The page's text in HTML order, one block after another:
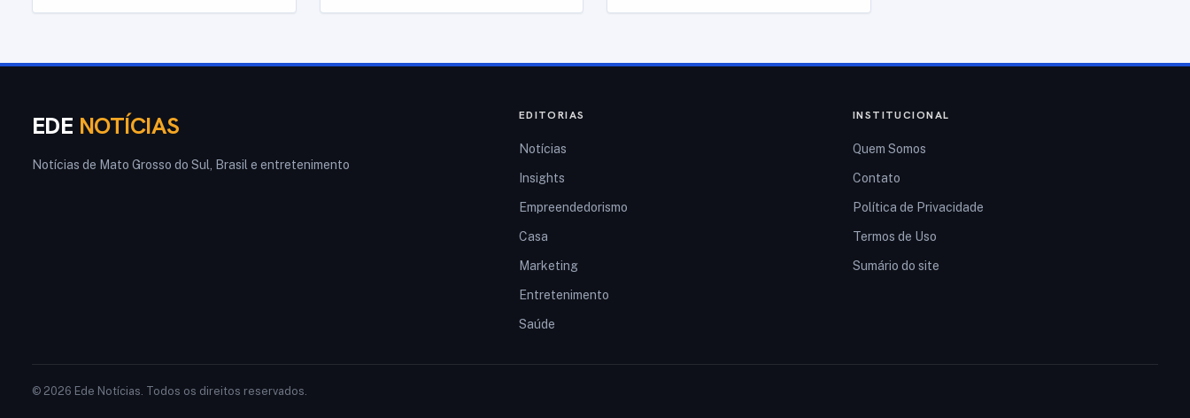
EDE NOTÍCIAS
Notícias de Mato Grosso do Sul, Brasil e entretenimento
EDITORIAS
Notícias
Insights
Empreendedorismo
Casa
Marketing
Entretenimento
Saúde
INSTITUCIONAL
Quem Somos
Contato
Política de Privacidade
Termos de Uso
Sumário do site
© 2026 Ede Notícias. Todos os direitos reservados.